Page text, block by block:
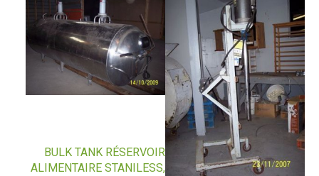
BULK TANK RÉSERVOIR
ALIMENTAIRE STANILESS,